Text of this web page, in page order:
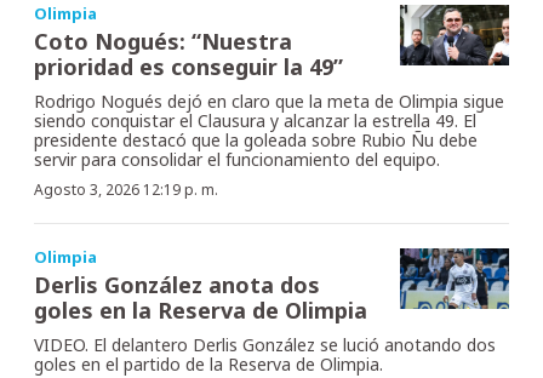
Olimpia
Coto Nogués: “Nuestra
prioridad es conseguir la 49”
Rodrigo Nogués dejó en claro que la meta de Olimpia sigue
siendo conquistar el Clausura y alcanzar la estrella 49. El
presidente destacó que la goleada sobre Rubio Ñu debe
servir para consolidar el funcionamiento del equipo.
Agosto 3, 2026 12:19 p. m.
Olimpia
Derlis González anota dos
goles en la Reserva de Olimpia
VIDEO. El delantero Derlis González se lució anotando dos
goles en el partido de la Reserva de Olimpia.